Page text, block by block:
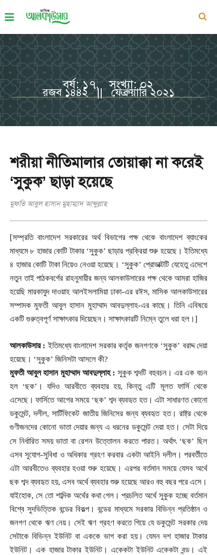
বর্ষ: ১৭, সংখ্যা: ০২
রজব ১৪৪২ || ফেব্রুয়ারি ২০২১
শরীয়া নীতিমালার তোয়াক্কা না করেই
‘সুকুক’ ছাড়া হয়েছে
মুফতি আবুল হাসান মুহাম্মাদ আব্দুল্লাহ
[সম্প্রতি বাংলাদেশ সরকারের অর্থ বিভাগের পক্ষ থেকে বাংলাদেশ ব্যাংকের
মাধ্যমে ৮ হাজার কোটি টাকার ‘সুকুক’ ছাড়ার প্রক্রিয়া শুরু হয়েছে। ইতিমধ্যে
৪ হাজার কোটি টাকা নিয়েও নেওয়া হয়েছে। ‘সুকুক’ প্রোডাক্টটি যেহেতু এদেশে
নতুন তাই পাঠকবর্গের রাহনুমায়ীর জন্য আলকাউসারের পক্ষ থেকে আমরা হাজির
হয়েছি মারকাযুদ দাওয়াহ আলইসলামিয়া ঢাকা-এর রঈস, মাসিক আলকাউসারের
সম্পাদক মুফতী আবুল হাসান মুহাম্মাদ আবদুল্লাহ-এর কাছে। তিনি এবিষয়ে
একটি গুরুত্বপূর্ণ সাক্ষাৎকার দিয়েছেন। সাক্ষাৎকারটি নিম্নে তুলে ধরা হল।]
আলকাউসার : ইতিমধ্যে বাংলাদেশ সরকার কর্তৃক জনগণকে ‘সুকুক’ বরাদ্দ দেয়া
হয়েছে। ‘সুকুক’ জিনিসটা আসলে কী?
মুফতী আবুল হাসান মুহাম্মাদ আবদুল্লাহ : সুকুক শব্দটি বহুবচন। এর এক বচন
হল ‘ছক’। যদিও আরবীতে ব্যবহার হয়,কিন্তু এটি মূলত ফার্সি থেকে
এসেছে। ফার্সিতে আগের সময়ে ‘ছক’ শব্দ ব্যবহৃত হত। এটা সাধারণত কোনো
ডকুমেন্ট,দলীল,সার্টিফিকেট জাতীয় জিনিসের জন্য ব্যবহৃত হত। রাষ্ট্র থেকে
গুণীজনদের কোনো ভাতা দেয়ার জন্য এ ধরনের ডকুমেন্ট দেয়া হত। সেটা দিয়ে
সে নির্ধারিত সময় ভাতা বা রেশন উত্তোলন করতে পারত।অর্থাৎ ‘ছক’ ছিল
এসব সুযোগ-সুবিধা ও অধিকার গ্রহণ করবার একটা আইনি দলীল। পরবর্তীতে
এটা আরবীতেও ব্যবহার হওয়া শুরু হয়েছে। এরপর বর্তমান সময়ে যেসব অর্থে
ছক শব্দ ব্যবহৃত হয়, এসব অর্থে ব্যবহার শুরু হয়েছে আরও বহু বছর পরে এসে।
যাইহোক, সে তো শাব্দিক অর্থের কথা গেল। প্রচলিত অর্থে সুকুক হচ্ছে বর্তমান
বিশ্বে সুদভিত্তিক বন্ডের বিকল্প। বন্ডের মাধ্যমে সরকার বিভিন্ন প্রতিষ্ঠান ও
জনগণ থেকে ঋণ নেয়। সেই ঋণ গ্রহণ করতে গিয়ে যে ডকুমেন্ট সরকার দেয়
সেটাকে বিভিন্ন ইউনিট বা এককে ভাগ করা হয়। যেমন দশ হাজার টাকার
ইউনিট। এক হাজার টাকার ইউনিট। একেকটা ইউনিট একেকটা বন্ড। এই